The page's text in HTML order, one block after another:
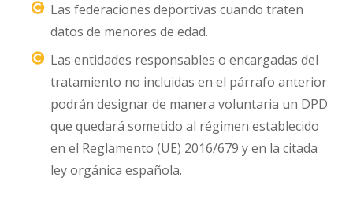
Las federaciones deportivas cuando traten
datos de menores de edad.
Las entidades responsables o encargadas del
tratamiento no incluidas en el párrafo anterior
podrán designar de manera voluntaria un DPD
que quedará sometido al régimen establecido
en el Reglamento (UE) 2016/679 y en la citada
ley orgánica española.